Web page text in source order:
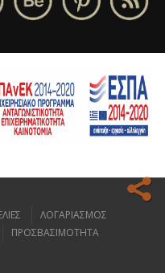
για να σας προσφέρει την
ΛΟΓΑΡΙΑΣΜΟΣ
ΠΡΟΣΒΑΣΙΜΟΤΗΤΑ